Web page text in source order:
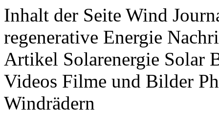
Inhalt der Seite Wind
regenerative Energie
Artikel Solarenergie Solar
Videos Filme und Bilder
Windrädern